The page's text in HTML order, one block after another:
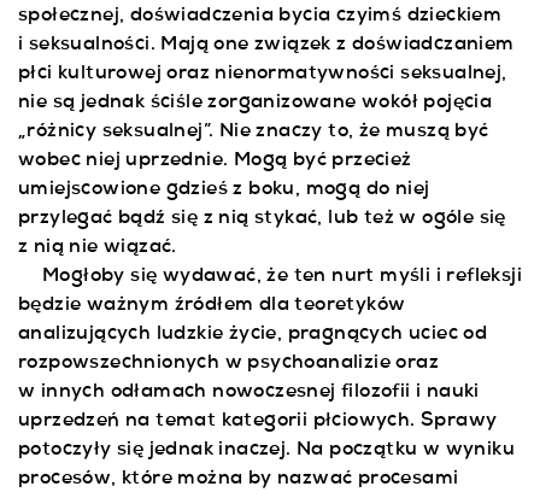
społecznej, doświadczenia bycia czyimś dzieckiem
i seksualności. Mają one związek z doświadczaniem
płci kulturowej oraz nienormatywności seksualnej,
nie są jednak ściśle zorganizowane wokół pojęcia
„różnicy seksualnej”. Nie znaczy to, że muszą być
wobec niej uprzednie. Mogą być przecież
umiejscowione gdzieś z boku, mogą do niej
przylegać bądź się z nią stykać, lub też w ogóle się
z nią nie wiązać.
Mogłoby się wydawać, że ten nurt myśli i refleksji
będzie ważnym źródłem dla teoretyków
analizujących ludzkie życie, pragnących uciec od
rozpowszechnionych w psychoanalizie oraz
w innych odłamach nowoczesnej filozofii i nauki
uprzedzeń na temat kategorii płciowych. Sprawy
potoczyły się jednak inaczej. Na początku w wyniku
procesów, które można by nazwać procesami